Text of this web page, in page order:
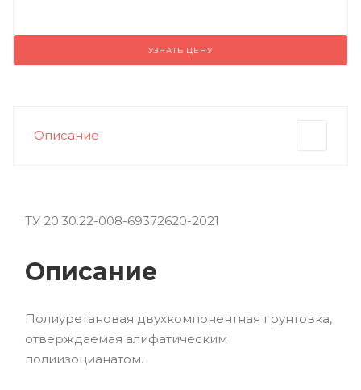
УЗНАТЬ ЦЕНУ
Описание
ТУ 20.30.22-008-69372620-2021
Описание
Полиуретановая двухкомпонентная грунтовка,
отверждаемая алифатическим
полиизоцианатом.